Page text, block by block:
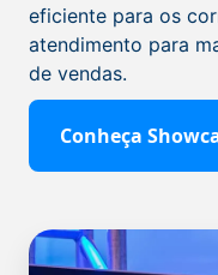
eficiente para os
atendimento para
de vendas.
Conheça